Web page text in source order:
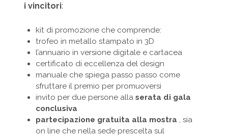
i vincitori:
kit di promozione che comprende:
trofeo in metallo stampato in 3D
l’annuario in versione digitale e cartacea
certificato di eccellenza del design
manuale che spiega passo passo come
sfruttare il premio per promuoversi
invito per due persone alla serata di gala
conclusiva
partecipazione gratuita alla mostra , sia
on line che nella sede prescelta sul